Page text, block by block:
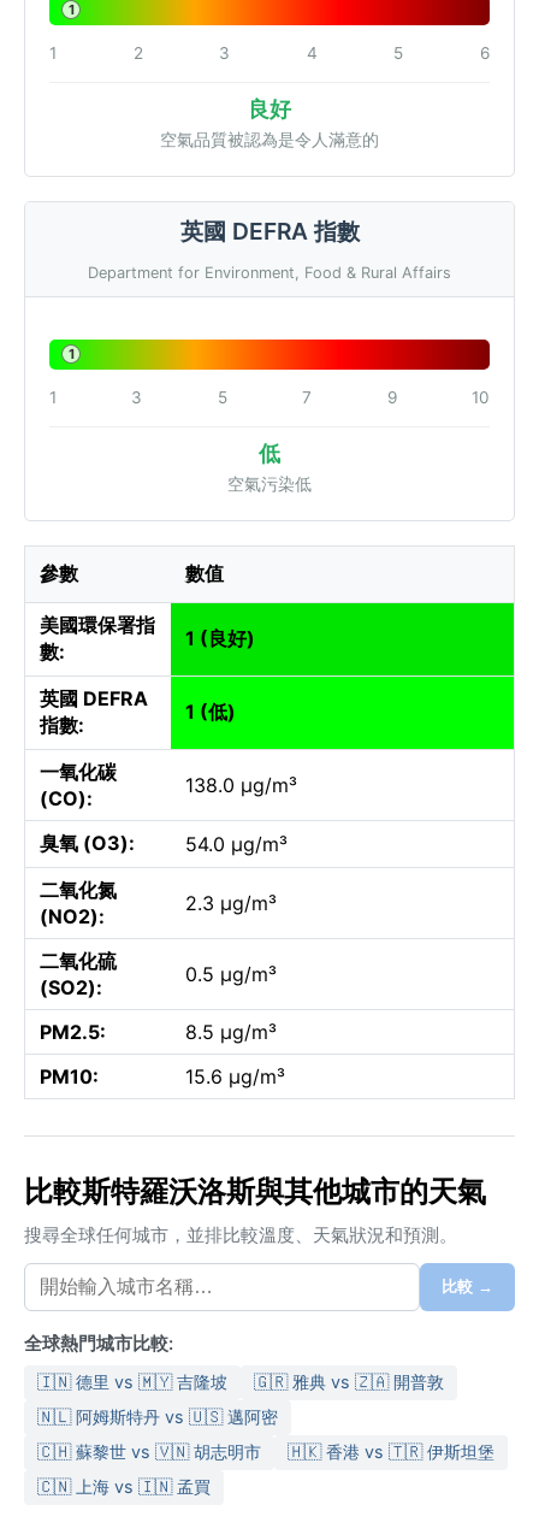
1
1 2 3 4 5 6
良好
空氣品質被認為是令人滿意的
英國 DEFRA 指數
Department for Environment, Food & Rural Affairs
1
1 3 5 7 9 10
低
空氣污染低
參數 數值
美國環保署指
數:
1 (良好)
英國 DEFRA
指數:
1 (低)
一氧化碳
(CO):
138.0 µg/m³
臭氧 (O3):
54.0 µg/m³
二氧化氮
(NO2):
2.3 µg/m³
二氧化硫
(SO2):
0.5 µg/m³
PM2.5:
8.5 µg/m³
PM10:
15.6 µg/m³
比較斯特羅沃洛斯與其他城市的天氣
搜尋全球任何城市，並排比較溫度、天氣狀況和預測。
比較 →
全球熱門城市比較:
🇮🇳 德里 vs 🇲🇾 吉隆坡
🇬🇷 雅典 vs 🇿🇦 開普敦
🇳🇱 阿姆斯特丹 vs 🇺🇸 邁阿密
🇨🇭 蘇黎世 vs 🇻🇳 胡志明市
🇭🇰 香港 vs 🇹🇷 伊斯坦堡
🇨🇳 上海 vs 🇮🇳 孟買